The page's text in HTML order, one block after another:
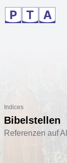
Indices
Bibelstellen
Referenzen auf